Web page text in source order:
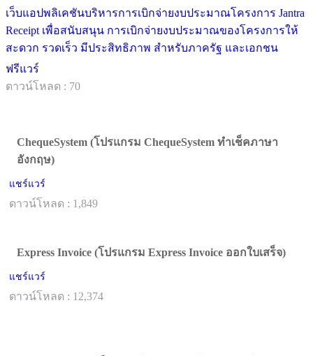
เว็บแอปพลิเคชันบริหารการเบิกจ่ายงบประมาณโครงการ Jantra
Receipt เพื่อสนับสนุน การเบิกจ่ายงบประมาณของโครงการให้
สะดวก รวดเร็ว มีประสิทธิภาพ สำหรับภาครัฐ และเอกชน
ฟรีแวร์
ดาวน์โหลด : 70
ChequeSystem (โปรแกรม ChequeSystem ทำเช็คภาษา
อังกฤษ)
แชร์แวร์
ดาวน์โหลด : 1,849
Express Invoice (โปรแกรม Express Invoice ออกใบเสร็จ)
แชร์แวร์
ดาวน์โหลด : 12,374